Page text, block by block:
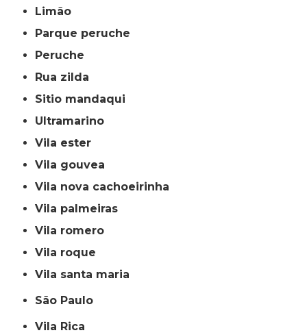
limão
parque peruche
peruche
rua zilda
sitio mandaqui
ultramarino
vila ester
vila gouvea
vila nova cachoeirinha
vila palmeiras
vila romero
vila roque
vila santa maria
São Paulo
Vila Rica